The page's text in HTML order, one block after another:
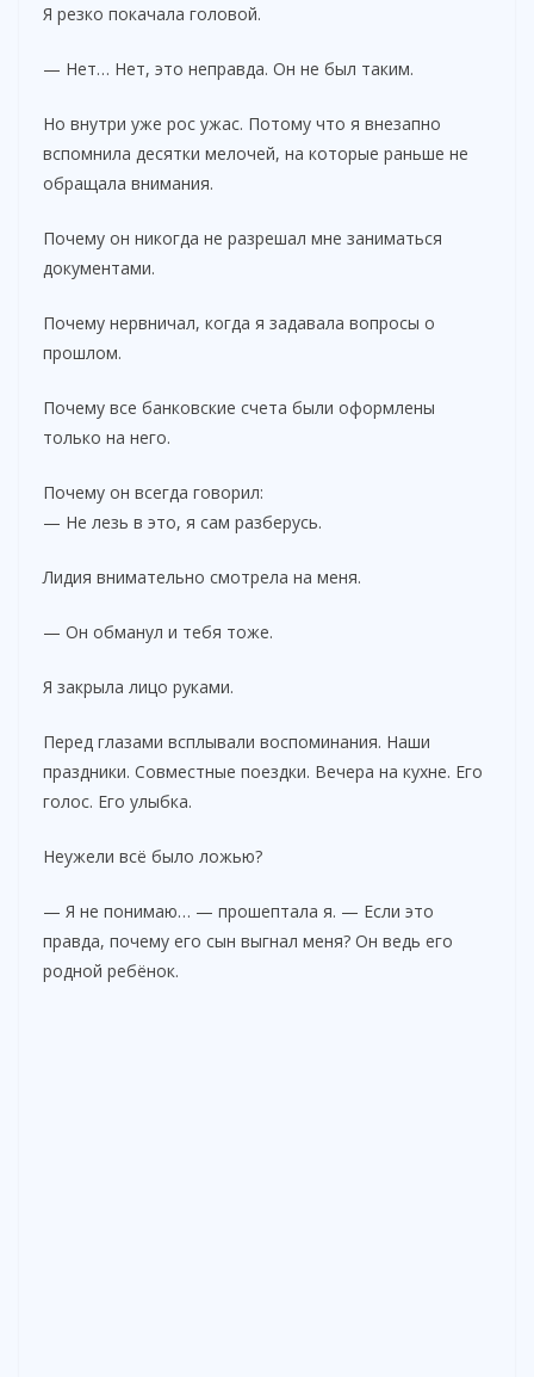
Я резко покачала головой.
— Нет… Нет, это неправда. Он не был таким.
Но внутри уже рос ужас. Потому что я внезапно
вспомнила десятки мелочей, на которые раньше не
обращала внимания.
Почему он никогда не разрешал мне заниматься
документами.
Почему нервничал, когда я задавала вопросы о
прошлом.
Почему все банковские счета были оформлены
только на него.
Почему он всегда говорил:
— Не лезь в это, я сам разберусь.
Лидия внимательно смотрела на меня.
— Он обманул и тебя тоже.
Я закрыла лицо руками.
Перед глазами всплывали воспоминания. Наши
праздники. Совместные поездки. Вечера на кухне. Его
голос. Его улыбка.
Неужели всё было ложью?
— Я не понимаю… — прошептала я. — Если это
правда, почему его сын выгнал меня? Он ведь его
родной ребёнок.